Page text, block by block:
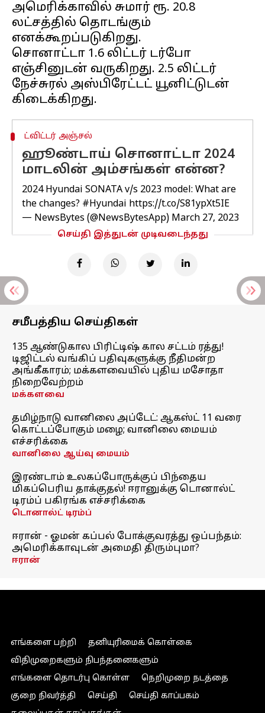
அமெரிக்காவில் சுமார் ரூ. 20.8
லட்சத்தில் தொடங்கும்
எனக்கூறப்படுகிறது.
சொனாட்டா 1.6 லிட்டர் டர்போ
எஞ்சினுடன் வருகிறது. 2.5 லிட்டர்
நேச்சுரல் அஸ்பிரேட்டட் யூனிட்டுடன்
ட்விட்டர் அஞ்சல்
ஹூண்டாய் சொனாட்டா 2024
மாடலின் அம்சங்கள் என்ன?
2024 Hyundai SONATA v/s 2023 model: What are
the changes? #Hyundai https://t.co/S81ypXt5IE
— NewsBytes (@NewsBytesApp) March 27, 2023
செய்தி இத்துடன் முடிவடைந்தது
சமீபத்திய செய்திகள்
135 ஆண்டுகால பிரிட்டிஷ் கால சட்டம் ரத்து!
டிஜிட்டல் வங்கிப் பதிவுகளுக்கு நீதிமன்ற
அங்கீகாரம்; மக்களவையில் புதிய மசோதா
நிறைவேற்றம்
மக்களவை
தமிழ்நாடு வானிலை அப்டேட்: ஆகஸ்ட் 11 வரை
கொட்டப்போகும் மழை; வானிலை மையம்
எச்சரிக்கை
வானிலை ஆய்வு மையம்
இரண்டாம் உலகப்போருக்குப் பிந்தைய
மிகப்பெரிய தாக்குதல்! ஈரானுக்கு டொனால்ட்
டிரம்ப் பகிரங்க எச்சரிக்கை
டொனால்ட் டிரம்ப்
ஈரான் - ஓமன் கப்பல் போக்குவரத்து ஒப்பந்தம்:
அமெரிக்காவுடன் அமைதி திரும்புமா?
ஈரான்
எங்களை பற்றி
தனியுரிமைக் கொள்கை
விதிமுறைகளும் நிபந்தனைகளும்
எங்களை தொடர்பு கொள்ள
நெறிமுறை நடத்தை
குறை நிவர்த்தி
செய்தி
செய்தி காப்பகம்